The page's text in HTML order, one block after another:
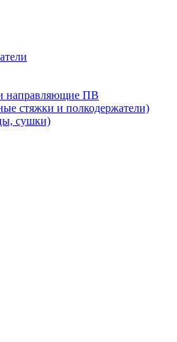
направляющие ПВ
стяжки и полкодержатели)
сушки)